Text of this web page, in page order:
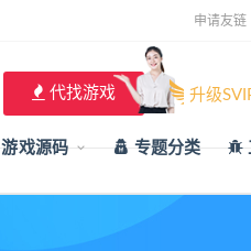
申请友链
代找游戏 升级
游戏源码 专题分类